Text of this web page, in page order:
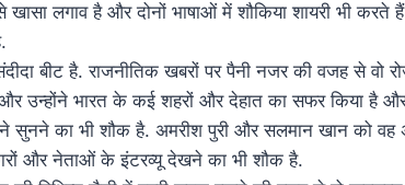
लगाव है और दोनों भाषाओं में शौकिया शायरी भी
बीट है. राजनीतिक खबरों पर पैनी नजर की वजह से वो
उन्होंने भारत के कई शहरों और देहात का सफर किया है
सुनने का भी शौक है. अमरीश पुरी और सलमान खान को
और नेताओं के इंटरव्यू देखने का भी शौक है.